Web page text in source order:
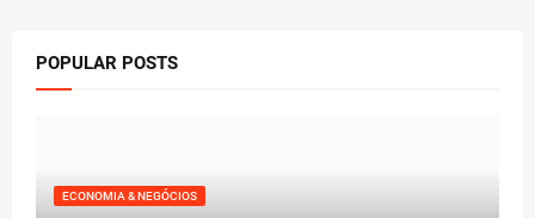
POPULAR POSTS
ECONOMIA & NEGÓCIOS